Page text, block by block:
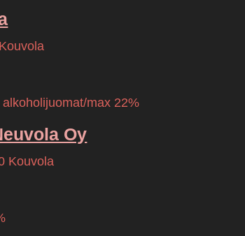
Kouvola
max 22%
Oy
Kouvola